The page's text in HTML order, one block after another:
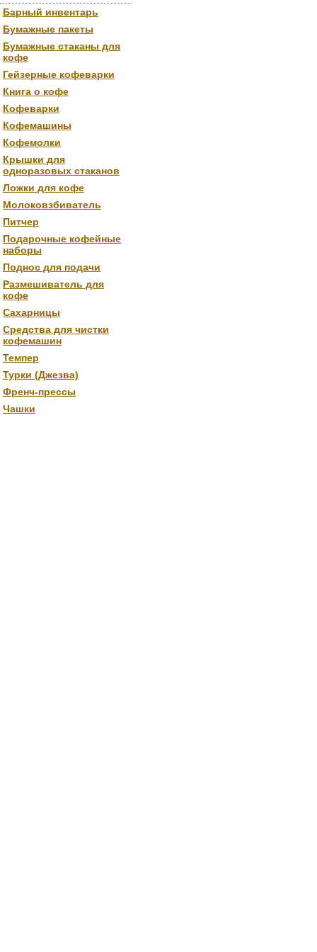
Барный инвентарь
Бумажные пакеты
Бумажные стаканы для
кофе
Гейзерные кофеварки
Книга о кофе
Кофеварки
Кофемашины
Кофемолки
Крышки для
одноразовых стаканов
Ложки для кофе
Молоковзбиватель
Питчер
Подарочные кофейные
наборы
Поднос для подачи
Размешиватель для
кофе
Сахарницы
Средства для чистки
кофемашин
Темпер
Турки (Джезва)
Френч-прессы
Чашки